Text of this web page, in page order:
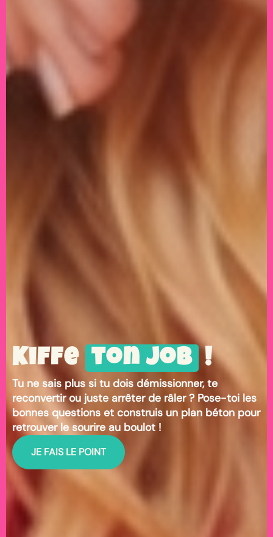
Kiffe ton job !
Tu ne sais plus si tu dois démissionner, te
reconvertir ou juste arrêter de râler ? Pose-toi les
bonnes questions et construis un plan béton pour
retrouver le sourire au boulot !
JE FAIS LE POINT